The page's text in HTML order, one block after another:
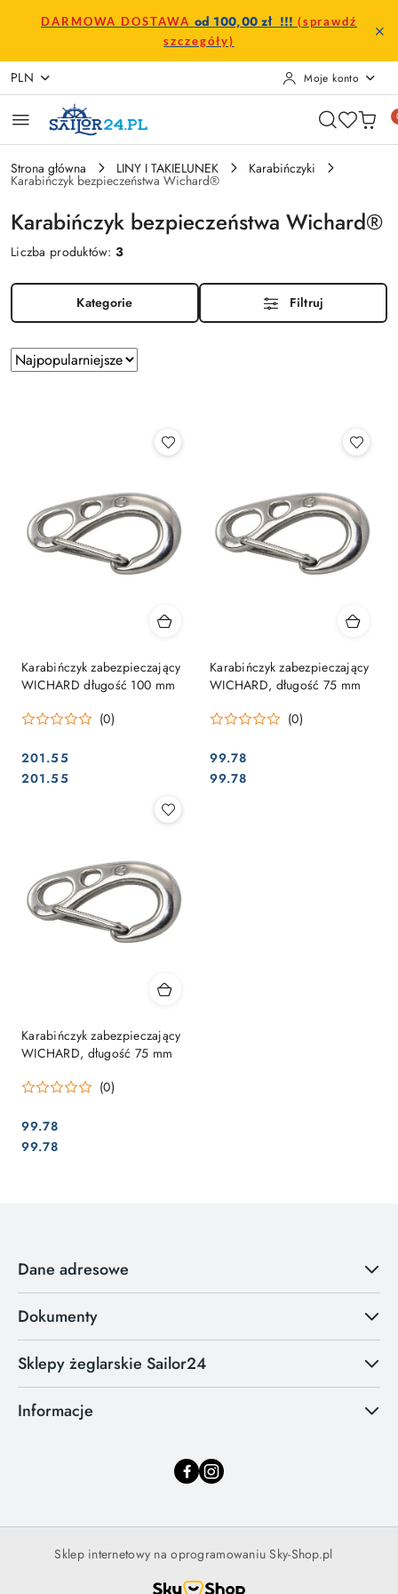
Przejdź do treści głównej
Przejdź do wyszukiwarki
Przejdź do moje konto
Przejdź do menu głównego
Przejdź do stopki
DARMOWA DOSTAWA od 100,00 zł !!! (sprawdź
szczegóły)
PLN Moje konto
Strona główna LINY I TAKIELUNEK Karabińczyki
Karabińczyk bezpieczeństwa Wichard®
Karabińczyk bezpieczeństwa Wichard®
Liczba produktów:3
Kategorie Filtruj
Zastosowano
sortowanie:
Sortuj
według
Karabińczyk zabezpieczający
WICHARD długość 100 mm
(0)
Cena:
201.55
Cena:
201.55
Karabińczyk zabezpieczający
WICHARD, długość 75 mm
(0)
Cena:
99.78
Cena:
99.78
Karabińczyk zabezpieczający
WICHARD, długość 75 mm
(0)
Cena:
99.78
Cena:
99.78
Dane adresowe
Dokumenty
Sklepy żeglarskie Sailor24
Informacje
Sklep internetowy na oprogramowaniu Sky-Shop.pl